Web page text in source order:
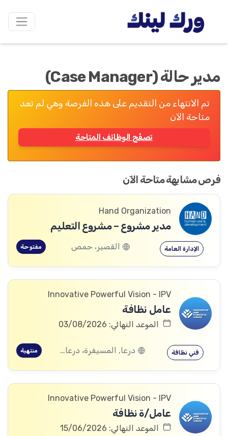
مدير حالة (Case Manager)
تم الانتهاء من التقديم على هذه الفرصة وهي لم تعد
متاحة الآن
تصفّح الوظائف المتاحة
فرص مشابهة متاحة الآن
Hand Organization
مدير مشروع – مشروع التعليم
الإدارة العامة القصير، حمص مفتوحة
Innovative Powerful Vision - IPV
عامل نظافة
الموعد النهائي: 03/08/2026
فني نظافة درعا, المسيفرة، درعا, الجيزة، درعا, بصر الحرير، درعا منتهية
Innovative Powerful Vision - IPV
عامل/ة نظافة
الموعد النهائي: 15/06/2026